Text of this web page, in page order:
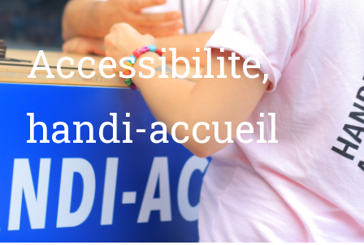
Accessibilité,
handi-accueil